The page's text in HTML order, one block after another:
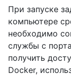
При запуске
компьютере
необходимо
службы с
получить
Docker,